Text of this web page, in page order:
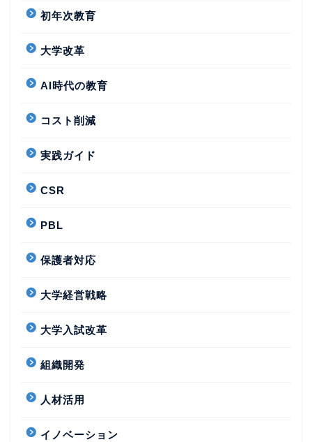
初年次教育
大学改革
AI時代の教育
コスト削減
実践ガイド
CSR
PBL
保護者対応
大学経営戦略
大学入試改革
組織開発
人材活用
イノベーション